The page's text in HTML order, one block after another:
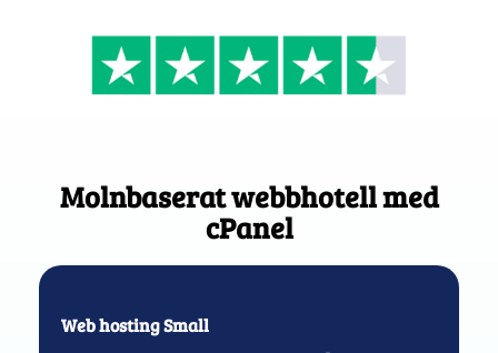
Molnbaserat webbhotell med
cPanel
Web hosting Small